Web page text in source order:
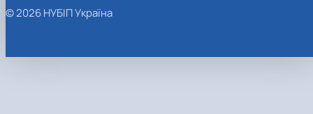
© 2026 НУБІП Україна